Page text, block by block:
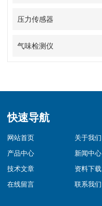
压力传感器
气味检测仪
快速导航
网站首页
关于我们
产品中心
新闻中心
技术文章
资料下载
在线留言
联系我们